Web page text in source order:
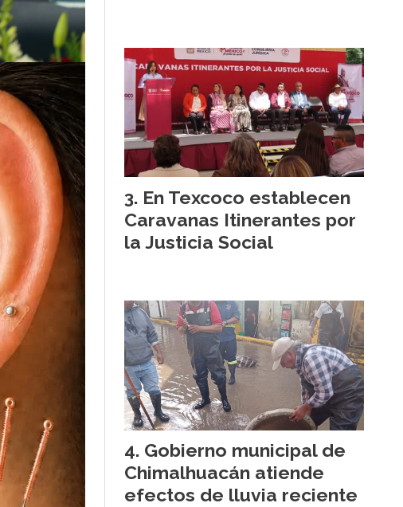
En Texcoco establecen
Caravanas Itinerantes por
la Justicia Social
Gobierno municipal de
Chimalhuacán atiende
efectos de lluvia reciente